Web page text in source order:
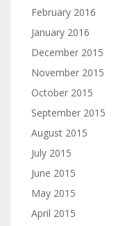
February 2016
January 2016
December 2015
November 2015
October 2015
September 2015
August 2015
July 2015
June 2015
May 2015
April 2015